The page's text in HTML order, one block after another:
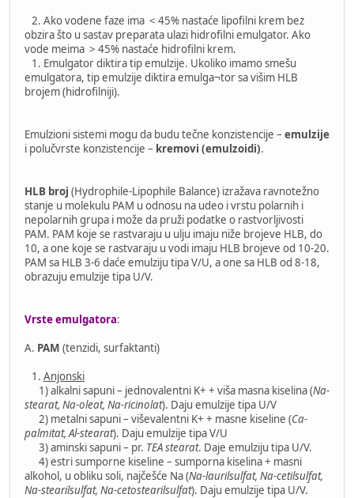
2. Ako vodene faze ima < 45% nastaće lipofilni krem bez
obzira što u sastav preparata ulazi hidrofilni emulgator. Ako
vode meima > 45% nastaće hidrofilni krem.
1. Emulgator diktira tip emulzije. Ukoliko imamo smešu
emulgatora, tip emulzije diktira emulga¬tor sa višim HLB
brojem (hidrofilniji).
Emulzioni sistemi mogu da budu tečne konzistencije – emulzije
i polučvrste konzistencije – kremovi (emulzoidi).
HLB broj (Hydrophile-Lipophile Balance) izražava ravnotežno
stanje u molekulu PAM u odnosu na udeo i vrstu polarnih i
nepolarnih grupa i može da pruži podatke o rastvorljivosti
PAM. PAM koje se rastvaraju u ulju imaju niže brojeve HLB, do
10, a one koje se rastvaraju u vodi imaju HLB brojeve od 10-20.
PAM sa HLB 3-6 daće emulziju tipa V/U, a one sa HLB od 8-18,
obrazuju emulzije tipa U/V.
Vrste emulgatora:
A. PAM (tenzidi, surfaktanti)
1. Anjonski
1) alkalni sapuni – jednovalentni K+ + viša masna kiselina (Na-
stearat, Na-oleat, Na-ricinolat). Daju emulzije tipa U/V
2) metalni sapuni – viševalentni K+ + masne kiseline (Ca-
palmitat, Al-stearat). Daju emulzije tipa V/U
3) aminski sapuni – pr. TEA stearat. Daje emulziju tipa U/V.
4) estri sumporne kiseline – sumporna kiselina + masni
alkohol, u obliku soli, najčešće Na (Na-laurilsulfat, Na-cetilsulfat,
Na-stearilsulfat, Na-cetostearilsulfat). Daju emulzije tipa U/V.